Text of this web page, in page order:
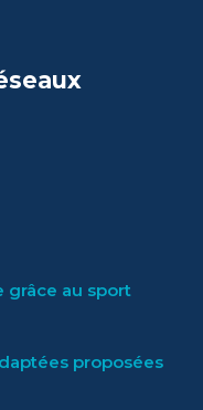
grâce au sport
proposées